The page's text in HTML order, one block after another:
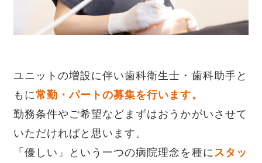
ユニットの増設に伴い歯科衛生士・歯科助手と
もに常勤・パートの募集を行います。
勤務条件やご希望などまずはおうかがいさせて
いただければと思います。
「優しい」という一つの病院理念を種にスタッ